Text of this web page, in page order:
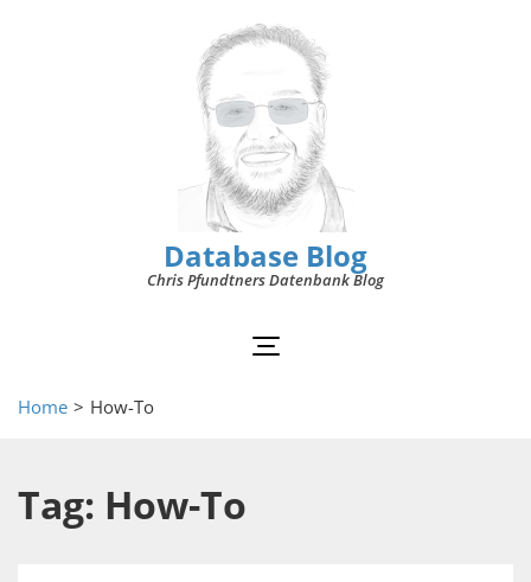
Database Blog
Chris Pfundtners Datenbank Blog
Home > How-To
Tag: How-To